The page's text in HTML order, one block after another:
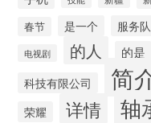
春节 是一个 服务队
电视剧 的人 的是
科技有限公司 简
荣耀 详情 轴